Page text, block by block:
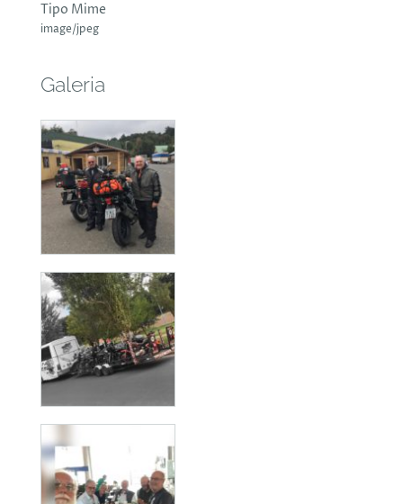
Tipo Mime
image/jpeg
Galeria